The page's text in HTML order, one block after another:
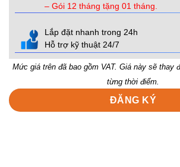
– Gói 12 tháng tặng 01 tháng.
Lắp đặt nhanh trong 24h
Hỗ trợ kỹ thuật 24/7
Mức giá trên đã bao gồm VAT. Giá này sẽ thay
từng thời điểm.
ĐĂNG KÝ